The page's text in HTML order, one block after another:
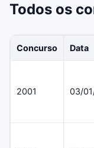
Todos os
Concurso Data
2001 03/